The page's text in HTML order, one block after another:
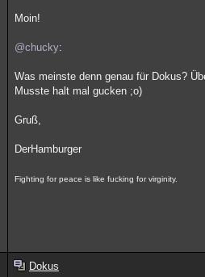
Moin!
@chucky:
Was meinste denn genau für Dokus?
Musste halt mal gucken ;o)
Gruß,
DerHamburger
Fighting for peace is like fucking for virginity.
Dokus